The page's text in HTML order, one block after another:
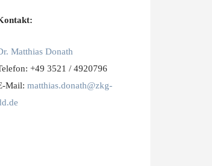
Matthias Donath
+49 3521 / 4920796
Mail: matthias.donath@zkg-